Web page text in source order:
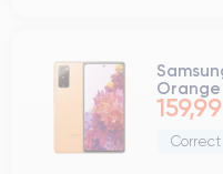
Orange
Correct